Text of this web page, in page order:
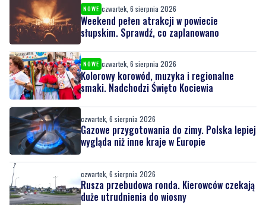
NOWE czwartek, 6 sierpnia 2026
Weekend pełen atrakcji w powiecie
słupskim. Sprawdź, co zaplanowano
NOWE czwartek, 6 sierpnia 2026
Kolorowy korowód, muzyka i regionalne
smaki. Nadchodzi Święto Kociewia
czwartek, 6 sierpnia 2026
Gazowe przygotowania do zimy. Polska lepiej
wygląda niż inne kraje w Europie
czwartek, 6 sierpnia 2026
Rusza przebudowa ronda. Kierowców czekają
duże utrudnienia do wiosny